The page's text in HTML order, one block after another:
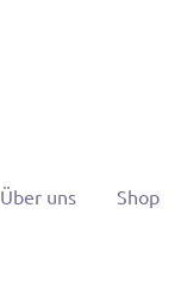
Über uns Shop